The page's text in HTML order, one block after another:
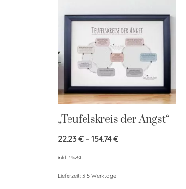
„Teufelskreis der Angst“
22,23 € – 154,74€
inkl. MwSt.
Lieferzeit: 3-5 Werktage